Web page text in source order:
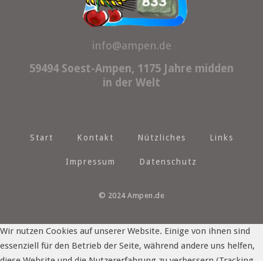
info@ampen.de
59494 Soest-Ampen, 1175 Jahre midden
in der Welt
Start Kontakt Nützliches Links
Impressum Datenschutz
© 2024 Ampen.de
Wir nutzen Cookies auf unserer Website. Einige von ihnen sind
essenziell für den Betrieb der Seite, während andere uns helfen,